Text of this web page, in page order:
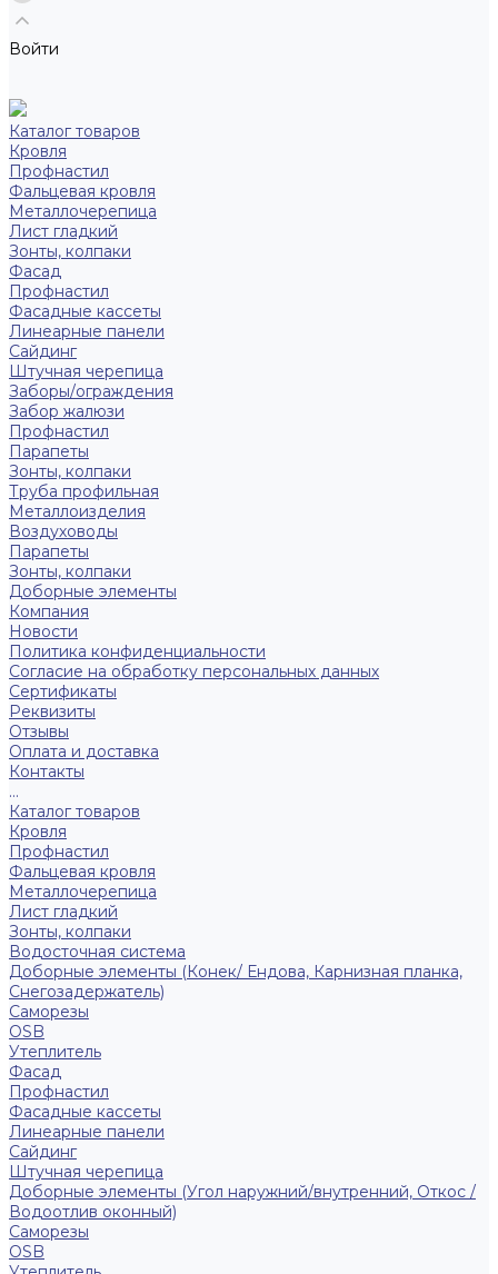
Войти
Каталог товаров
Кровля
Профнастил
Фальцевая кровля
Металлочерепица
Лист гладкий
Зонты, колпаки
Фасад
Профнастил
Фасадные кассеты
Линеарные панели
Сайдинг
Штучная черепица
Заборы/ограждения
Забор жалюзи
Профнастил
Парапеты
Зонты, колпаки
Труба профильная
Металлоизделия
Воздуховоды
Парапеты
Зонты, колпаки
Доборные элементы
Компания
Новости
Политика конфиденциальности
Согласие на обработку персональных данных
Сертификаты
Реквизиты
Отзывы
Оплата и доставка
Контакты
...
Каталог товаров
Кровля
Профнастил
Фальцевая кровля
Металлочерепица
Лист гладкий
Зонты, колпаки
Водосточная система
Доборные элементы (Конек/ Ендова, Карнизная планка,
Снегозадержатель)
Саморезы
ОSB
Утеплитель
Фасад
Профнастил
Фасадные кассеты
Линеарные панели
Сайдинг
Штучная черепица
Доборные элементы (Угол наружний/внутренний, Откос /
Водоотлив оконный)
Саморезы
OSB